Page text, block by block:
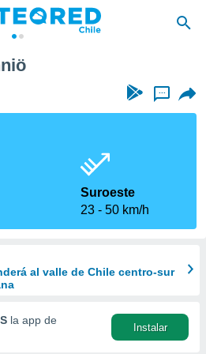
...
Suroeste
23
50 km/h
al valle de Chile centro-sur
la app de
Instalar